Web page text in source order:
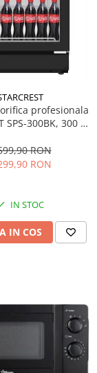
profesionala
SPS-300BK, 300 L,
169.5 cm, Negru
RON
RON
IN STOC
IN COS